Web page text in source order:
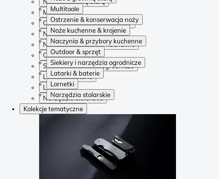
Multitoole
Ostrzenie & konserwacja noży
Noże kuchenne & krojenie
Naczynia & przybory kuchenne
Outdoor & sprzęt
Siekiery i narzędzia ogrodnicze
Latarki & baterie
Lornetki
Narzędzia stolarskie
Multitoole
Ostrzenie & konserwacja noży
Noże kuchenne & krojenie
Naczynia & przybory kuchenne
Outdoor & sprzęt
Siekiery i narzędzia ogrodnicze
Latarki & baterie
Lornetki
Narzędzia stolarskie
Kolekcje tematyczne